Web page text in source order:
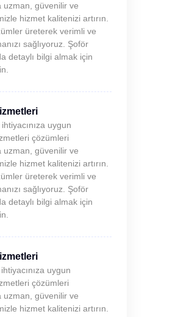
uzman, güvenilir ve
hizmet kalitenizi artırın.
üreterek verimli ve
sağlıyoruz. Şoför
detaylı bilgi almak için
uygun
çözümleri
uzman, güvenilir ve
hizmet kalitenizi artırın.
üreterek verimli ve
sağlıyoruz. Şoför
detaylı bilgi almak için
uygun
çözümleri
uzman, güvenilir ve
hizmet kalitenizi artırın.